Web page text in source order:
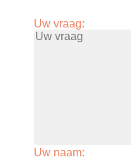
Uw vraag:
Uw naam: